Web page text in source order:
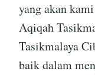
yang akan
Aqiqah
Tasikmalaya
baik dalam